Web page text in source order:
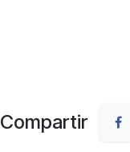
Compartir